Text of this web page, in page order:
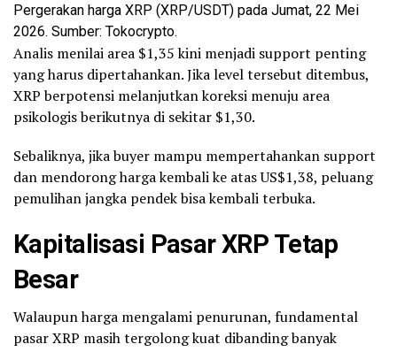
Pergerakan harga XRP (XRP/USDT) pada Jumat, 22 Mei
2026. Sumber: Tokocrypto.
Analis menilai area $1,35 kini menjadi support penting
yang harus dipertahankan. Jika level tersebut ditembus,
XRP berpotensi melanjutkan koreksi menuju area
psikologis berikutnya di sekitar $1,30.
Sebaliknya, jika buyer mampu mempertahankan support
dan mendorong harga kembali ke atas US$1,38, peluang
pemulihan jangka pendek bisa kembali terbuka.
Kapitalisasi Pasar XRP Tetap
Besar
Walaupun harga mengalami penurunan, fundamental
pasar XRP masih tergolong kuat dibanding banyak